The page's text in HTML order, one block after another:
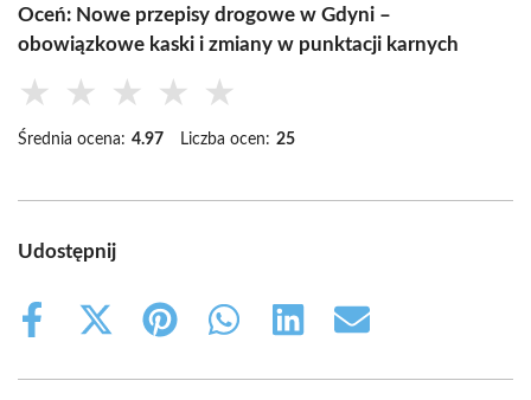
Oceń: Nowe przepisy drogowe w Gdyni –
obowiązkowe kaski i zmiany w punktacji karnych
★ ★ ★ ★ ★
Średnia ocena: 4.97 Liczba ocen: 25
Udostępnij
Share
Share
(Twitter)
Share
Share
Share
Share